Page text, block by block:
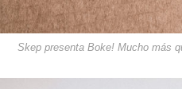
Skep presenta Boke! Mucho más